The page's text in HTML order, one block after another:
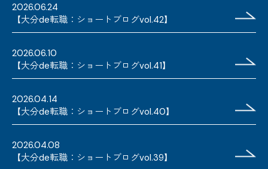
2026.06.24
【大分de転職：ショートブログvol.42】
2026.06.10
【大分de転職：ショートブログvol.41】
2026.04.14
【大分de転職：ショートブログvol.40】
2026.04.08
【大分de転職：ショートブログvol.39】